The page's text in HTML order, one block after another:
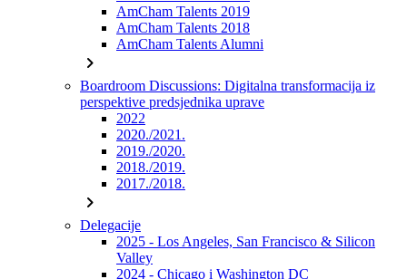
AmCham Talents 2019
AmCham Talents 2018
AmCham Talents Alumni
chevron_right
Boardroom Discussions: Digitalna transformacija iz
perspektive predsjednika uprave
2022
2020./2021.
2019./2020.
2018./2019.
2017./2018.
chevron_right
Delegacije
2025 - Los Angeles, San Francisco & Silicon
Valley
2024 - Chicago i Washington DC